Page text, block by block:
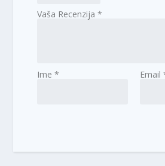
Vaša Recenzija*
Ime* Email